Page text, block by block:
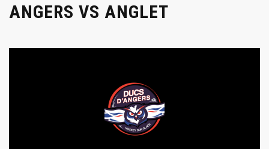
ANGERS VS ANGLET